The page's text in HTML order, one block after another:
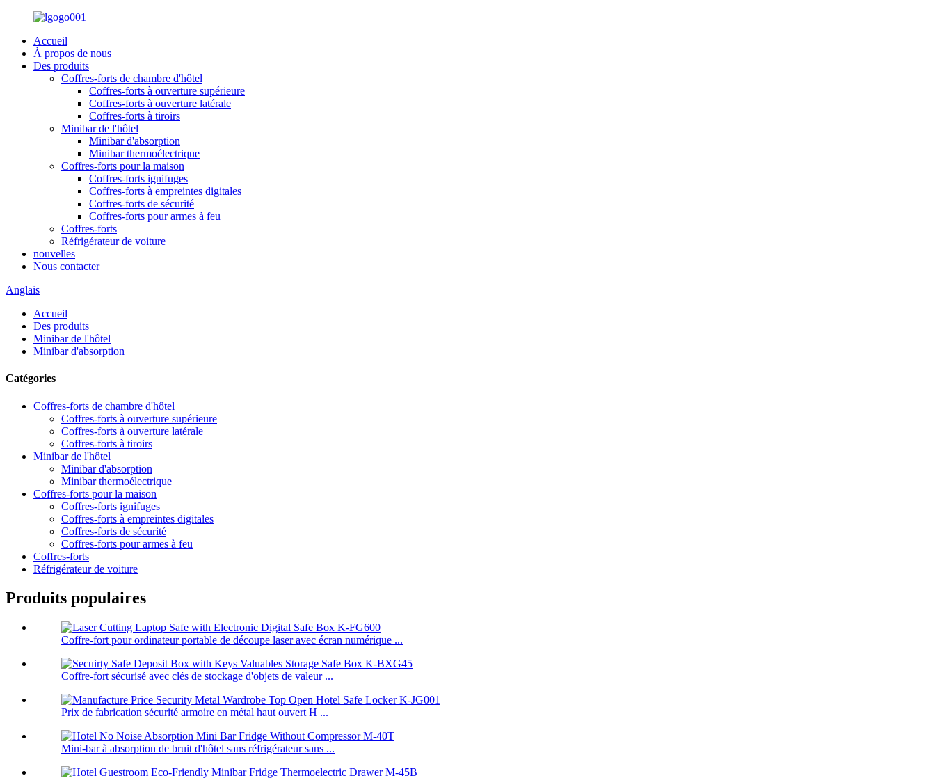
Accueil
À propos de nous
Des produits
Coffres-forts de chambre d'hôtel
Coffres-forts à ouverture supérieure
Coffres-forts à ouverture latérale
Coffres-forts à tiroirs
Minibar de l'hôtel
Minibar d'absorption
Minibar thermoélectrique
Coffres-forts pour la maison
Coffres-forts ignifuges
Coffres-forts à empreintes digitales
Coffres-forts de sécurité
Coffres-forts pour armes à feu
Coffres-forts
Réfrigérateur de voiture
nouvelles
Nous contacter
Anglais
Accueil
Des produits
Minibar de l'hôtel
Minibar d'absorption
Catégories
Coffres-forts de chambre d'hôtel
Coffres-forts à ouverture supérieure
Coffres-forts à ouverture latérale
Coffres-forts à tiroirs
Minibar de l'hôtel
Minibar d'absorption
Minibar thermoélectrique
Coffres-forts pour la maison
Coffres-forts ignifuges
Coffres-forts à empreintes digitales
Coffres-forts de sécurité
Coffres-forts pour armes à feu
Coffres-forts
Réfrigérateur de voiture
Produits populaires
Coffre-fort pour ordinateur portable de découpe laser avec écran numérique ...
Coffre-fort sécurisé avec clés de stockage d'objets de valeur ...
Prix ​​de fabrication sécurité armoire en métal haut ouvert H ...
Mini-bar à absorption de bruit d'hôtel sans réfrigérateur sans ...